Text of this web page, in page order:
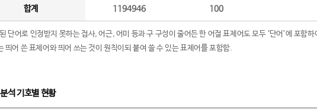
합계 1194946 100
단어로 인정받지 못하는 접사, 어근, 어미 등과 구 구성이 줄어든 한 어절 표제어도 모두 ‘단어’에 포함하
띄어 쓴 표제어와 띄어 쓰는 것이 원칙이되 붙여 쓸 수 있는 표제어를 포함함.
석 기호별 현황